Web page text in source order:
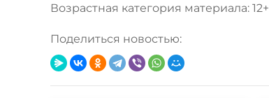
Возрастная категория материала: 12+
Поделиться новостью: